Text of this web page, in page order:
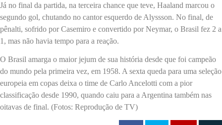
Já no final da partida, na terceira chance que teve, Haaland marcou o
segundo gol, chutando no cantor esquerdo de Alyssson. No final, de
pênalti, sofrido por Casemiro e convertido por Neymar, o Brasil fez 2 a
1, mas não havia tempo para a reação.
O Brasil amarga o maior jejum de sua história desde que foi campeão
do mundo pela primeira vez, em 1958. A sexta queda para uma seleção
europeia em copas deixa o time de Carlo Ancelotti com a pior
classificação desde 1990, quando caiu para a Argentina também nas
oitavas de final. (Fotos: Reprodução de TV)